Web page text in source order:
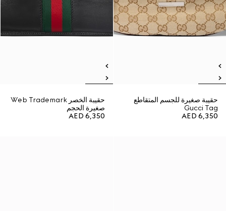
حقيبة صغيرة للجسم المتقاطع
Gucci Tag
AED 6,350
حقيبة الخصر Web Trademark
صغيرة الحجم
AED 6,350